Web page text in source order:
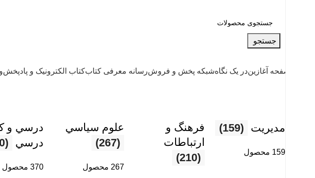
جستجو
صفحه آغازیندر یک نگاهشبکه پخش و فروشرسانه معرفی کتابکتاب الکترونیک و پادپخش
مديريت (159)
159 محصول
فرهنگ و
ارتباطات
(210)
علوم سياسي
(267)
267 محصول
درسي و
درسي (370)
370 محصول